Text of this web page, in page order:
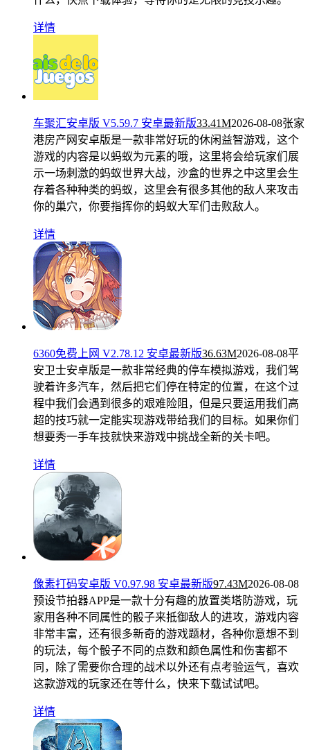
详情
车聚汇安卓版 V5.59.7 安卓最新版33.41M2026-08-08张家
港房产网安卓版是一款非常好玩的休闲益智游戏，这个
游戏的内容是以蚂蚁为元素的哦，这里将会给玩家们展
示一场刺激的蚂蚁世界大战，沙盒的世界之中这里会生
存着各种种类的蚂蚁，这里会有很多其他的敌人来攻击
你的巢穴，你要指挥你的蚂蚁大军们击败敌人。
详情
6360免费上网 V2.78.12 安卓最新版36.63M2026-08-08平
安卫士安卓版是一款非常经典的停车模拟游戏，我们驾
驶着许多汽车，然后把它们停在特定的位置，在这个过
程中我们会遇到很多的艰难险阻，但是只要运用我们高
超的技巧就一定能实现游戏带给我们的目标。如果你们
想要秀一手车技就快来游戏中挑战全新的关卡吧。
详情
像素打码安卓版 V0.97.98 安卓最新版97.43M2026-08-08
预设节拍器APP是一款十分有趣的放置类塔防游戏，玩
家用各种不同属性的骰子来抵御敌人的进攻，游戏内容
非常丰富，还有很多新奇的游戏题材，各种你意想不到
的玩法，每个骰子不同的点数和颜色属性和伤害都不
同，除了需要你合理的战术以外还有点考验运气，喜欢
这款游戏的玩家还在等什么，快来下载试试吧。
详情